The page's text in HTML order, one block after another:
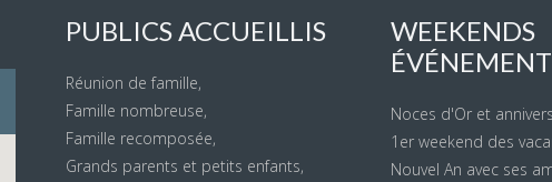
PUBLICS ACCUEILLIS
Réunion de famille,
Famille nombreuse,
Famille recomposée,
Grands parents et petits enfants,
WEEKENDS
Noces d'Or et
1er weekend des
Nouvel An avec ses